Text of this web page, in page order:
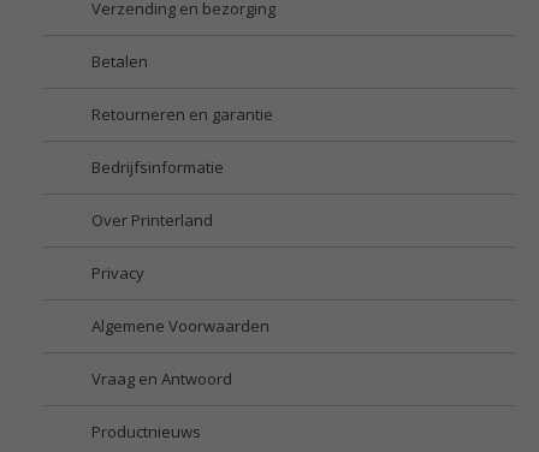
Verzending en bezorging
Betalen
Retourneren en garantie
Bedrijfsinformatie
Over Printerland
Privacy
Algemene Voorwaarden
Vraag en Antwoord
Productnieuws